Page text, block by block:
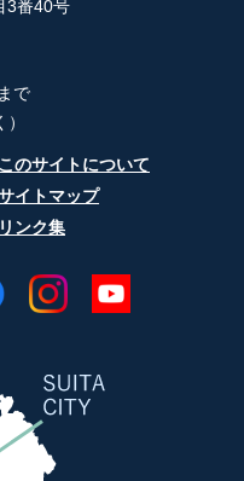
3番40号
で
このサイトについて
イトマップ
リンク集